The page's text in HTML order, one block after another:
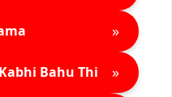
»
Bahu Thi »